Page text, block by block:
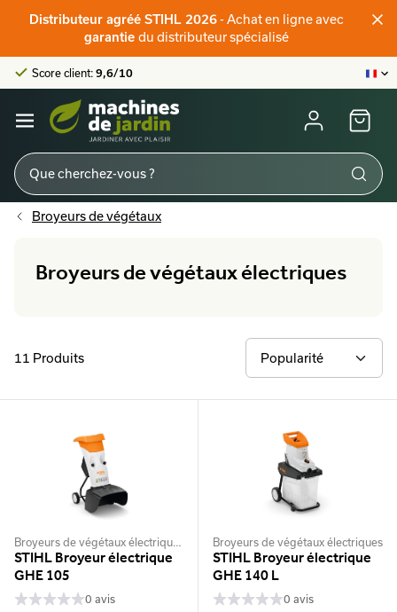
Distributeur agréé STIHL 2026- Achat en ligne avec
garantie du distributeur spécialisé
Distributeur officiel STIHL
9,6/10
La plus grande offre en ligne
Distributeur officiel STIHL
Score client: 9,6/10
Broyeurs de végétaux
Broyeurs de végétaux électriques
11 Produits
Broyeurs de végétaux électriques
STIHL Broyeur électrique
GHE 105
0 avis
Broyeurs de végétaux électriques
STIHL Broyeur électrique
GHE 140 L
0 avis